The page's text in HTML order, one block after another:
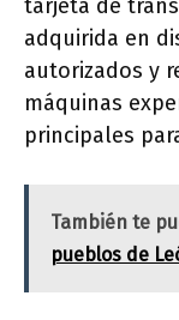
tarjeta de
adquirida en
autorizados y
máquinas
principales
También te
pueblos de